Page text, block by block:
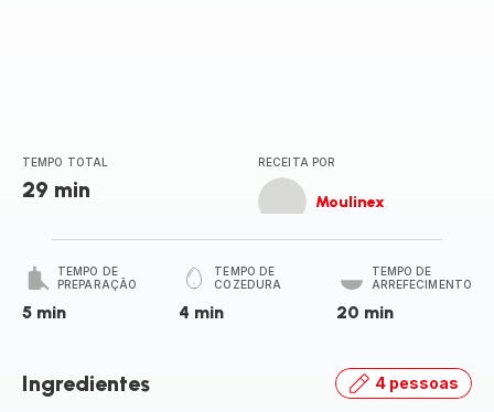
TEMPO TOTAL
29 min
RECEITA POR
Moulinex
TEMPO DE
PREPARAÇÃO
5 min
TEMPO DE
COZEDURA
4 min
TEMPO DE
ARREFECIMENTO
20 min
Ingredientes 4 pessoas